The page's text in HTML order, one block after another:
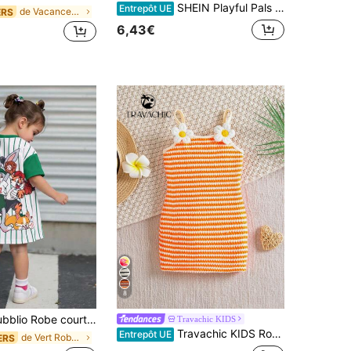
de Vacances Robes pour bébés filles Entrepôt UE SHEIN Playful Pals Robe tissée d'été pour bébé fille, style coréen casual mignon avec imprimé rayé coloré
6,43€
bébé fille, décontractée, confortable et mignonne, avec imprimé animal de dessin animé, rayures et patchwork, style baseball, vêtement athlétique à personnage
de Vert Robes pour bébés filles
8
Travachic KIDS
Entrepôt UE Travachic KIDS Robe moulante d'été mignonne pour bébé, en tricot jacquard géométrique, pour les vacances